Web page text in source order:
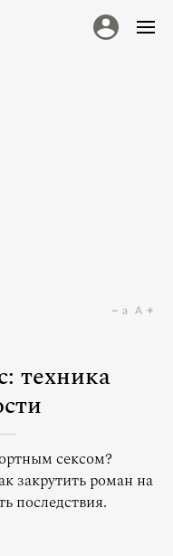
a A
техника
сексом?
закрутить роман на
последствия.